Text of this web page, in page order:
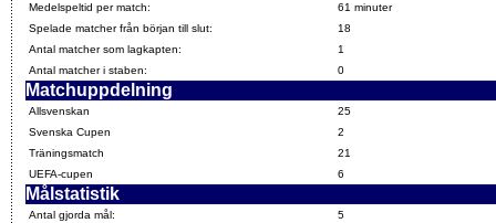
Medelspeltid per match:
61 minuter
Spelade matcher från början till slut:
18
Antal matcher som lagkapten:
1
Antal matcher i staben:
0
Matchuppdelning
Allsvenskan
25
Svenska Cupen
2
Träningsmatch
21
UEFA-cupen
6
Målstatistik
Antal gjorda mål:
5